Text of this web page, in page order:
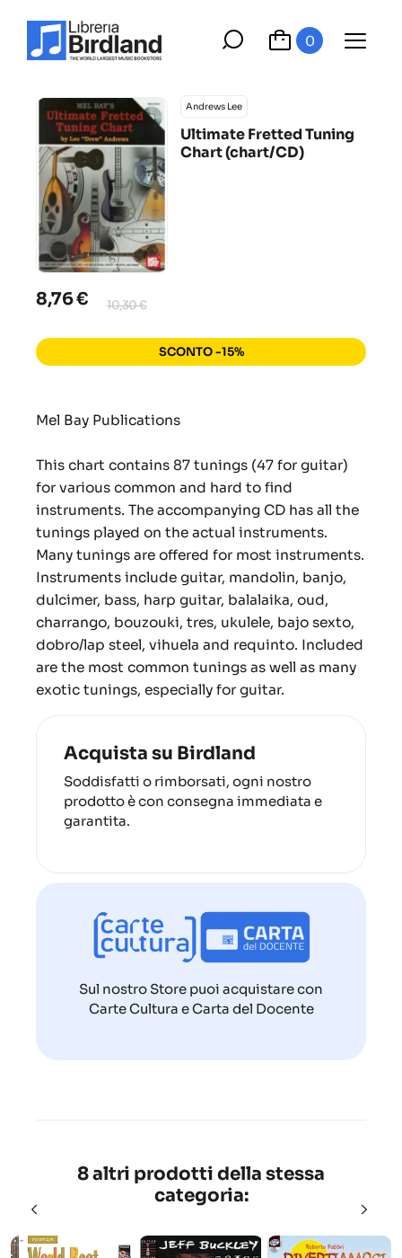
0
Andrews Lee
Ultimate Fretted Tuning
Chart (chart/CD)
8,76 € 10,30 €
SCONTO -15%
Mel Bay Publications
This chart contains 87 tunings (47 for guitar)
for various common and hard to find
instruments. The accompanying CD has all the
tunings played on the actual instruments.
Many tunings are offered for most instruments.
Instruments include guitar, mandolin, banjo,
dulcimer, bass, harp guitar, balalaika, oud,
charrango, bouzouki, tres, ukulele, bajo sexto,
dobro/lap steel, vihuela and requinto. Included
are the most common tunings as well as many
exotic tunings, especially for guitar.
Acquista su Birdland
Soddisfatti o rimborsati, ogni nostro
prodotto è con consegna immediata e
garantita.
Sul nostro Store puoi acquistare con
Carte Cultura e Carta del Docente
8 altri prodotti della stessa
categoria: